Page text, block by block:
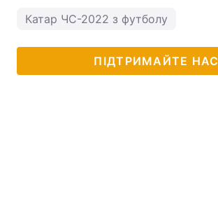
Катар ЧС-2022 з футболу
ПІДТРИМАЙТЕ НАС